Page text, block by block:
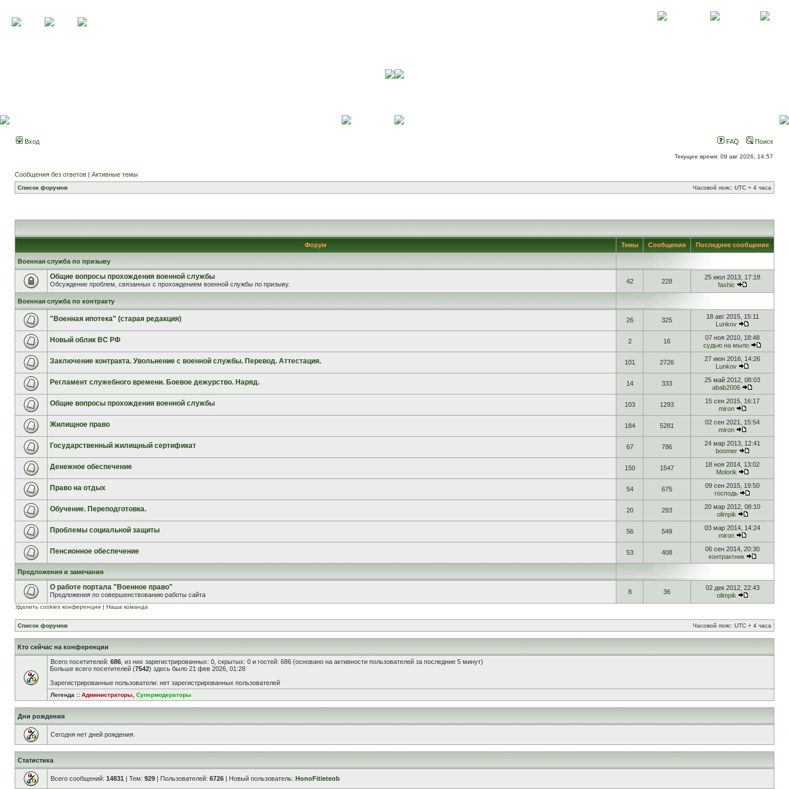
Вход FAQ Поиск
Текущее время: 09 авг 2026, 14:57
Сообщения без ответов | Активные темы
Список форумов Часовой пояс: UTC + 4 часа
Форум Темы Сообщения Последнее сообщение
Военная служба по призыву
Общие вопросы прохождения военной службы
Обсуждение проблем, связанных с прохождением военной службы по призыву. 42 228
25 июл 2013, 17:18
fashic
Военная служба по контракту
"Военная ипотека" (старая редакция) 26 325
18 авг 2015, 15:11
Lunkov
Новый облик ВС РФ 2 16
07 ноя 2010, 18:48
судью на мыло
Заключение контракта. Увольнение с военной службы. Перевод. Аттестация. 101 2726
27 июн 2016, 14:26
Lunkov
Регламент служебного времени. Боевое дежурство. Наряд. 14 333
25 май 2012, 08:03
abab2006
Общие вопросы прохождения военной службы 103 1293
15 сен 2015, 16:17
miron
Жилищное право 184 5281
02 сен 2021, 15:54
miron
Государственный жилищный сертификат 67 786
24 мар 2013, 12:41
boomer
Денежное обеспечение 150 1547
18 ноя 2014, 13:02
Molorik
Право на отдых 54 675
09 сен 2015, 19:50
господь
Обучение. Переподготовка. 20 293
20 мар 2012, 08:10
olimpik
Проблемы социальной защиты 56 549
03 мар 2014, 14:24
miron
Пенсионное обеспечение 53 408
06 сен 2014, 20:30
контрактник
Предложения и замечания
О работе портала "Военное право"
Предложения по совершенствованию работы сайта 8 36
02 дек 2012, 22:43
olimpik
Удалить cookies конференции | Наша команда
Список форумов Часовой пояс: UTC + 4 часа
Кто сейчас на конференции
Всего посетителей: 686 , из них зарегистрированных: 0, скрытых: 0 и гостей: 686 (основано на активности пользователей за последние 5 минут)
Больше всего посетителей (7542) здесь было 21 фев 2026, 01:28
Зарегистрированные пользователи: нет зарегистрированных пользователей
Легенда :: Администраторы Супермодераторы
Дни рождения
Сегодня нет дней рождения.
Статистика
Всего сообщений: 14831 | Тем: 929 | Пользователей: 6726 | Новый пользователь: HonoFitieteob